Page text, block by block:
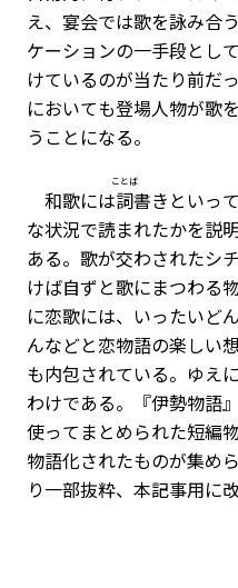
え、宴会では歌を詠み合
ケーションの一手段とし
けているのが当たり前だ
においても登場人物が歌
うことになる。
和歌には詞
ことば
書きといっ
な状況で読まれたかを説
ある。歌が交わされたシ
けば自ずと歌にまつわる
に恋歌には、いったいど
んなどと恋物語の楽しい
も内包されている。ゆえ
わけである。『伊勢物語
使ってまとめられた短編
物語化されたものが集め
り一部抜粋、本記事用に改